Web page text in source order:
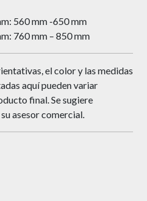
560 mm -650 mm
760 mm – 850 mm
el color y las medidas
aquí pueden variar
final. Se sugiere
asesor comercial.